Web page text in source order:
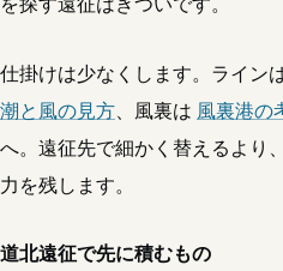
仕掛けは少なくします。ライン
潮と風の見方、風裏は 風裏港の
へ。遠征先で細かく替えるより
力を残します。
道北遠征で先に積むもの